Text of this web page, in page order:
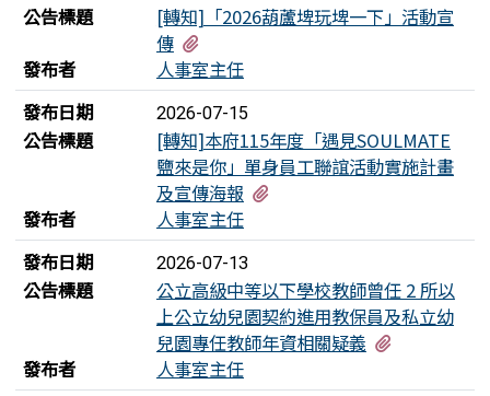
公告標題
[轉知]「2026葫蘆埤玩埤一下」活動宣
傳
發布者
人事室主任
發布日期
2026-07-15
公告標題
[轉知]本府115年度「遇見SOULMATE
鹽來是你」單身員工聯誼活動實施計畫
及宣傳海報
發布者
人事室主任
發布日期
2026-07-13
公告標題
公立高級中等以下學校教師曾任 2 所以
上公立幼兒園契約進用教保員及私立幼
兒園專任教師年資相關疑義
發布者
人事室主任